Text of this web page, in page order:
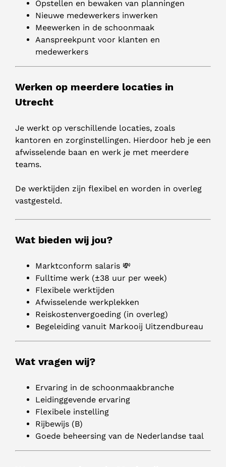
Opstellen en bewaken van planningen
Nieuwe medewerkers inwerken
Meewerken in de schoonmaak
Aanspreekpunt voor klanten en
medewerkers
Werken op meerdere locaties in
Utrecht
Je werkt op verschillende locaties, zoals
kantoren en zorginstellingen. Hierdoor heb je een
afwisselende baan en werk je met meerdere
teams.
De werktijden zijn flexibel en worden in overleg
vastgesteld.
Wat bieden wij jou?
Marktconform salaris 💸
Fulltime werk (±38 uur per week)
Flexibele werktijden
Afwisselende werkplekken
Reiskostenvergoeding (in overleg)
Begeleiding vanuit Markooij Uitzendbureau
Wat vragen wij?
Ervaring in de schoonmaakbranche
Leidinggevende ervaring
Flexibele instelling
Rijbewijs (B)
Goede beheersing van de Nederlandse taal